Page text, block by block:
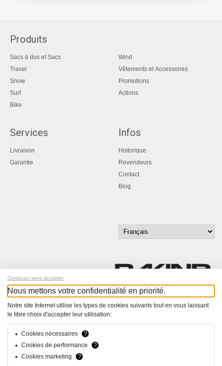
Produits
Sacs à dos et Sacs
Travel
Snow
Surf
Bike
Wind
Vêtements et Accessoires
Promotions
Actions
Services
Livraison
Garantie
Infos
Historique
Revendeurs
Contact
Blog
Inscrivez-vous à notre newsletter !
© Bucher+Walt 2011-2026
Tous droits réservés - Informations non contractuelles
Continuer sans accepter
Nous mettons votre confidentialité en priorité.
Notre site Internet utilise les types de cookies suivants tout en vous laissant
le libre choix d'accepter leur utilisation:
Cookies nécessaires
?
Cookies de performance
?
Cookies marketing
?